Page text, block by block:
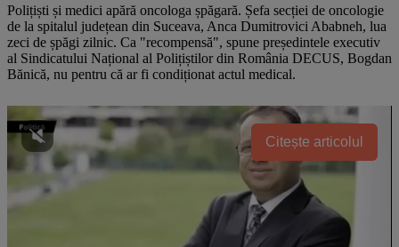
Polițiști și medici apără oncologa șpăgară. Șefa secției de oncologie
de la spitalul județean din Suceava, Anca Dumitrovici Ababneh, lua
zeci de șpăgi zilnic. Ca "recompensă", spune președintele executiv
al Sindicatului Național al Polițiștilor din România DECUS, Bogdan
Bănică, nu pentru că ar fi condiționat actul medical.
Citește articolul